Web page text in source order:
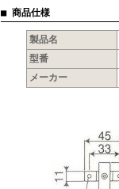
■ 商品仕様
製品名
型番
メーカー